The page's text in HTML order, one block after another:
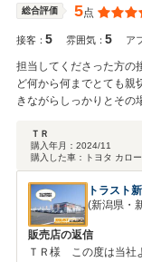
総合評価 5点
接客：5 雰囲気：5 ア
担当してくださった方の
ど何から何までとても親
きながらしっかりとその
できてとても助かりま
です。ありがとうござい
ＴＲ
購入年月： 2024/11
購入した車：
トヨタ カロ
トラスト
(新潟県・
販売店の返信
ＴＲ様 この度は当社